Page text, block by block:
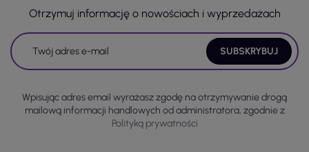
Otrzymuj informację o nowościach i wyprzedażach
Wpisując adres email wyrażasz zgodę na otrzymywanie drogą
mailową informacji handlowych od administratora, zgodnie z
Polityką prywatności